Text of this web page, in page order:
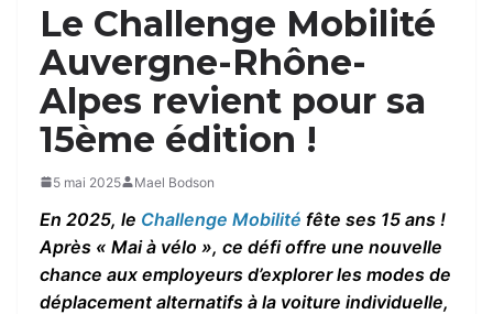
Le Challenge Mobilité
Auvergne-Rhône-
Alpes revient pour sa
15ème édition !
5 mai 2025 Mael Bodson
En 2025, le Challenge Mobilité fête ses 15 ans !
Après « Mai à vélo », ce défi offre une nouvelle
chance aux employeurs d’explorer les modes de
déplacement alternatifs à la voiture individuelle,